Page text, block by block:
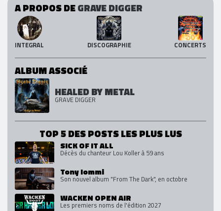
A PROPOS DEGRAVE DIGGER
INTEGRAL DISCOGRAPHIE CONCERTS
ALBUM ASSOCIÉ
HEALED BY METAL
GRAVE DIGGER
TOP 5 DES POSTS LES PLUS LUS
SICK OF IT ALL
Décès du chanteur Lou Koller à 59 ans
Tony Iommi
Son nouvel album "From The Dark", en octobre
WACKEN OPEN AIR
Les premiers noms de l'édition 2027